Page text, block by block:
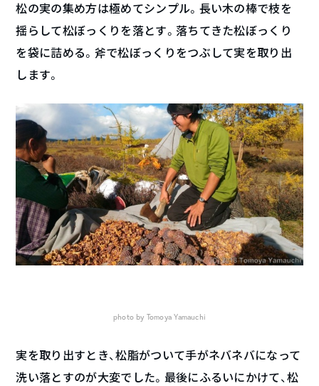
松の実の集め方は極めてシンプル。長い木の棒で枝を
揺らして松ぼっくりを落とす。落ちてきた松ぼっくり
を袋に詰める。斧で松ぼっくりをつぶして実を取り出
します。
photo by Tomoya Yamauchi
実を取り出すとき、松脂がついて手がネバネバになって
洗い落とすのが大変でした。最後にふるいにかけて、松